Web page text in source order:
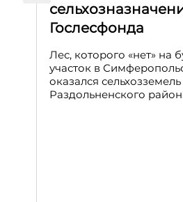
Гослесфонда
Лес, которого «нет» на
участок в
оказался сельхозземель
Раздольненского